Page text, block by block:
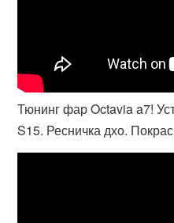
Тюнинг фар Octavia a7!
S15. Ресничка дхо.